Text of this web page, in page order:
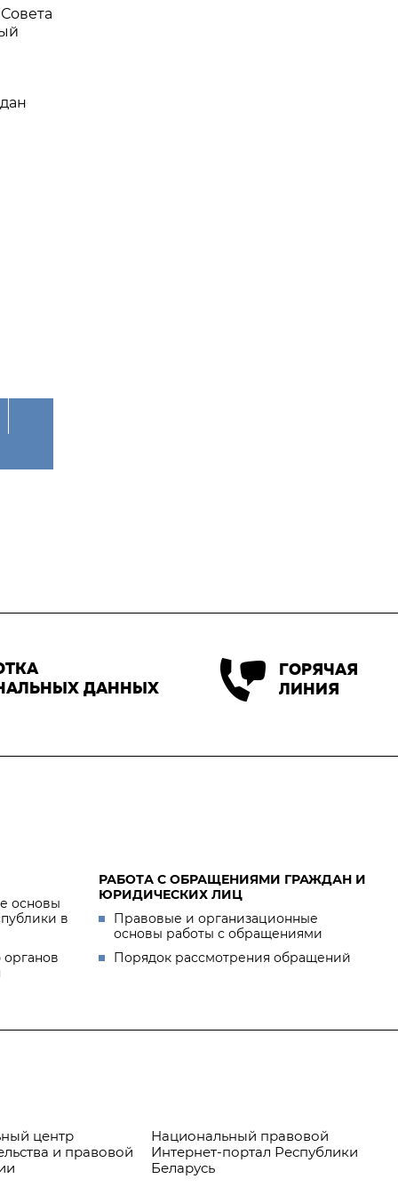
ДАННЫХ
ГОРЯЧАЯ
ЛИНИЯ
основы
в
РАБОТА С ОБРАЩЕНИЯМИ ГРАЖДАН И
ЮРИДИЧЕСКИХ ЛИЦ
Правовые и организационные
основы работы с обращениями
Порядок рассмотрения обращений
центр
и правовой
Национальный правовой
Интернет-портал Республики
Беларусь